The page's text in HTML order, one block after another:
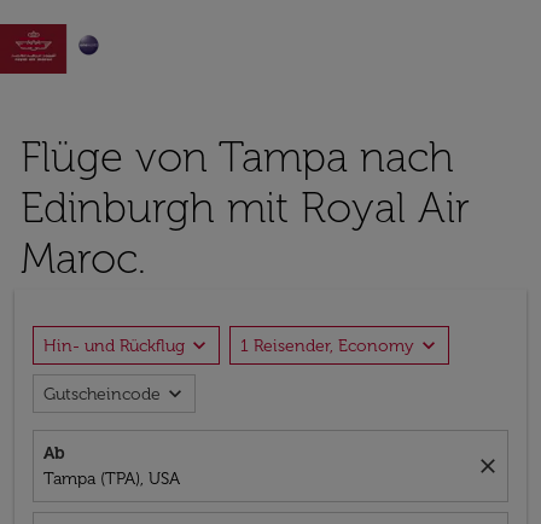

Flüge von Tampa nach
Edinburgh mit Royal Air
Maroc.
Hin- und Rückflug expand_more 1 Reisender, Economy expand_more
Gutscheincode expand_more
Ab
Tampa (TPA), USA
close